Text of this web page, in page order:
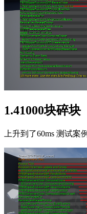
1.41000块碎块
上升到了60ms 测试案